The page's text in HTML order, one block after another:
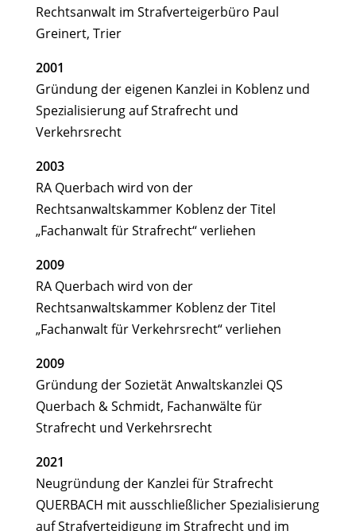
Rechtsanwalt im Strafverteigerbüro Paul
Greinert, Trier
2001
Gründung der eigenen Kanzlei in Koblenz und
Spezialisierung auf Strafrecht und
Verkehrsrecht
2003
RA Querbach wird von der
Rechtsanwaltskammer Koblenz der Titel
„Fachanwalt für Strafrecht“ verliehen
2009
RA Querbach wird von der
Rechtsanwaltskammer Koblenz der Titel
„Fachanwalt für Verkehrsrecht“ verliehen
2009
Gründung der Sozietät Anwaltskanzlei QS
Querbach & Schmidt, Fachanwälte für
Strafrecht und Verkehrsrecht
2021
Neugründung der Kanzlei für Strafrecht
QUERBACH mit ausschließlicher Spezialisierung
auf Strafverteidigung im Strafrecht und im